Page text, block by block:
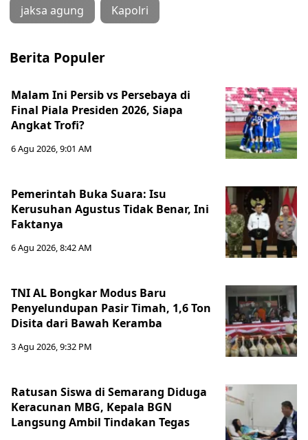
jaksa agung Kapolri
Berita Populer
Malam Ini Persib vs Persebaya di
Final Piala Presiden 2026, Siapa
Angkat Trofi?
6 Agu 2026, 9:01 AM
Pemerintah Buka Suara: Isu
Kerusuhan Agustus Tidak Benar, Ini
Faktanya
6 Agu 2026, 8:42 AM
TNI AL Bongkar Modus Baru
Penyelundupan Pasir Timah, 1,6 Ton
Disita dari Bawah Keramba
3 Agu 2026, 9:32 PM
Ratusan Siswa di Semarang Diduga
Keracunan MBG, Kepala BGN
Langsung Ambil Tindakan Tegas